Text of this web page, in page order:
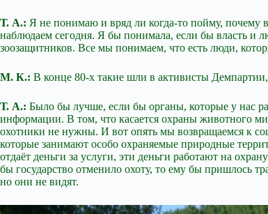
Т. А.: Я не понимаю и вряд ли когда-то пойму, почему
наблюдаем сегодня. Я бы понимала, если бы власть и
зоозащитников. Все мы понимаем, что есть люди,
М. К.: В конце 80-х такие шли в активисты
Т. А.: Было бы лучше, если бы органы, которые у нас
информации. В том, что касается охраны животного
охотники не нужны. И вот опять мы возвращаемся к
которые занимают особо охраняемые природные
отдаёт деньги за услуги, эти деньги работают на
бы государство отменило охоту, то ему бы пришлось
но они не видят.